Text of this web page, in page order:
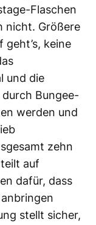
Flaschen
nicht. Größere
geht’s, keine
und die
Bungee-
werden und
zehn
auf
dafür, dass
stellt sicher,